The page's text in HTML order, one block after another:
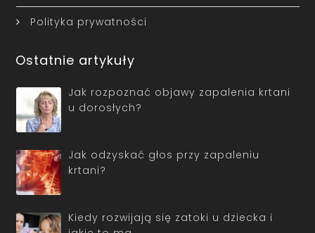
Polityka prywatności
Ostatnie artykuły
Jak rozpoznać objawy zapalenia krtani
u dorosłych?
Jak odzyskać głos przy zapaleniu
krtani?
Kiedy rozwijają się zatoki u dziecka i